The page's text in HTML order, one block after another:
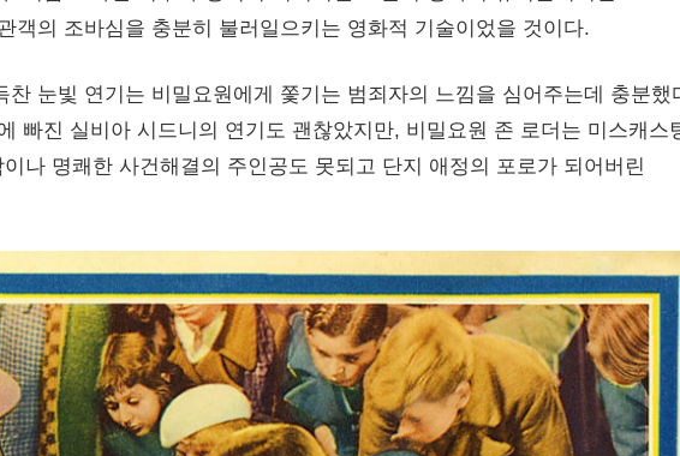
객의 조바심을 충분히 불러일으키는 영화적 기술이었을 것이다.
찬 눈빛 연기는 비밀요원에게 쫓기는 범죄자의 느낌을 심어주는데 충분했
빠진 실비아 시드니의 연기도 괜찮았지만, 비밀요원 존 로더는 미스캐스
나 명쾌한 사건해결의 주인공도 못되고 단지 애정의 포로가 되어버린